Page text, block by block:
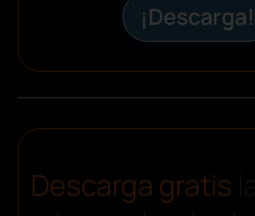
¡Descarga!
Descarga gratis